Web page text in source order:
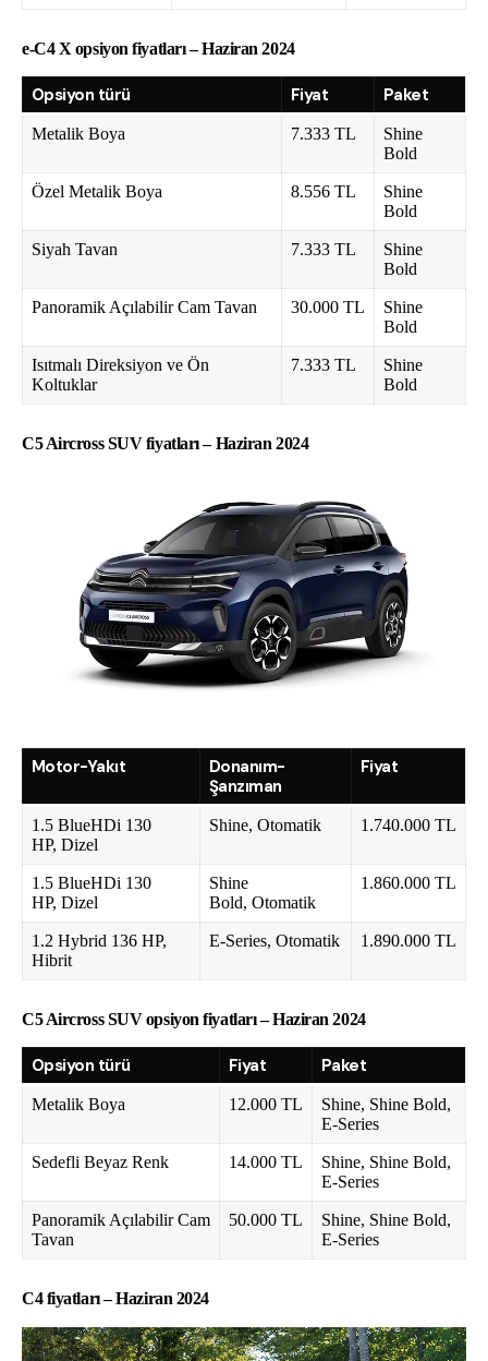
e-C4 X opsiyon fiyatları – Haziran 2024
Opsiyon türü Fiyat Paket
Metalik Boya 7.333 TL
Shine
Bold
Özel Metalik Boya 8.556 TL
Shine
Bold
Siyah Tavan 7.333 TL
Shine
Bold
Panoramik Açılabilir Cam Tavan 30.000 TL
Shine
Bold
Isıtmalı Direksiyon ve Ön
Koltuklar
7.333 TL
Shine
Bold
C5 Aircross SUV fiyatları – Haziran 2024
Motor-Yakıt
Donanım-
Şanzıman
Fiyat
1.5 BlueHDi 130
HP, Dizel
Shine, Otomatik 1.740.000 TL
1.5 BlueHDi 130
HP, Dizel
Shine
Bold, Otomatik
1.860.000 TL
1.2 Hybrid 136 HP,
Hibrit
E-Series, Otomatik 1.890.000 TL
C5 Aircross SUV opsiyon fiyatları – Haziran 2024
Opsiyon türü Fiyat Paket
Metalik Boya 12.000 TL
Shine, Shine Bold,
E-Series
Sedefli Beyaz Renk 14.000 TL
Shine, Shine Bold,
E-Series
Panoramik Açılabilir Cam
Tavan
50.000 TL
Shine, Shine Bold,
E-Series
C4 fiyatları – Haziran 2024